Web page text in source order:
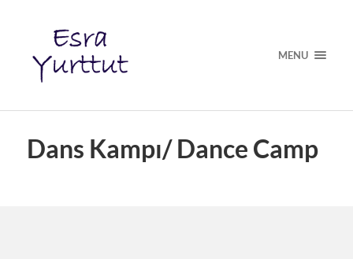
MENU
Dans Kampı/ Dance Camp